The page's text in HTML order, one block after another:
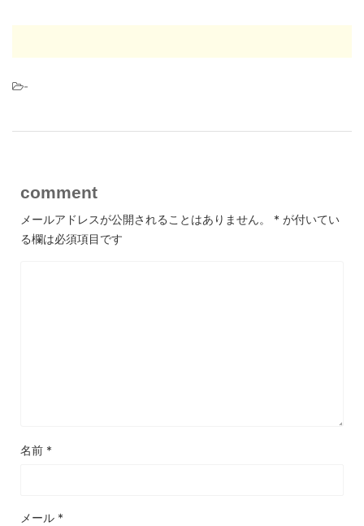
-
comment
メールアドレスが公開されることはありません。 * が付いてい
る欄は必須項目です
名前 *
メール *